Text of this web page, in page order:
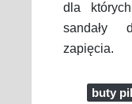
dla
sandały
zapięcia.
buty